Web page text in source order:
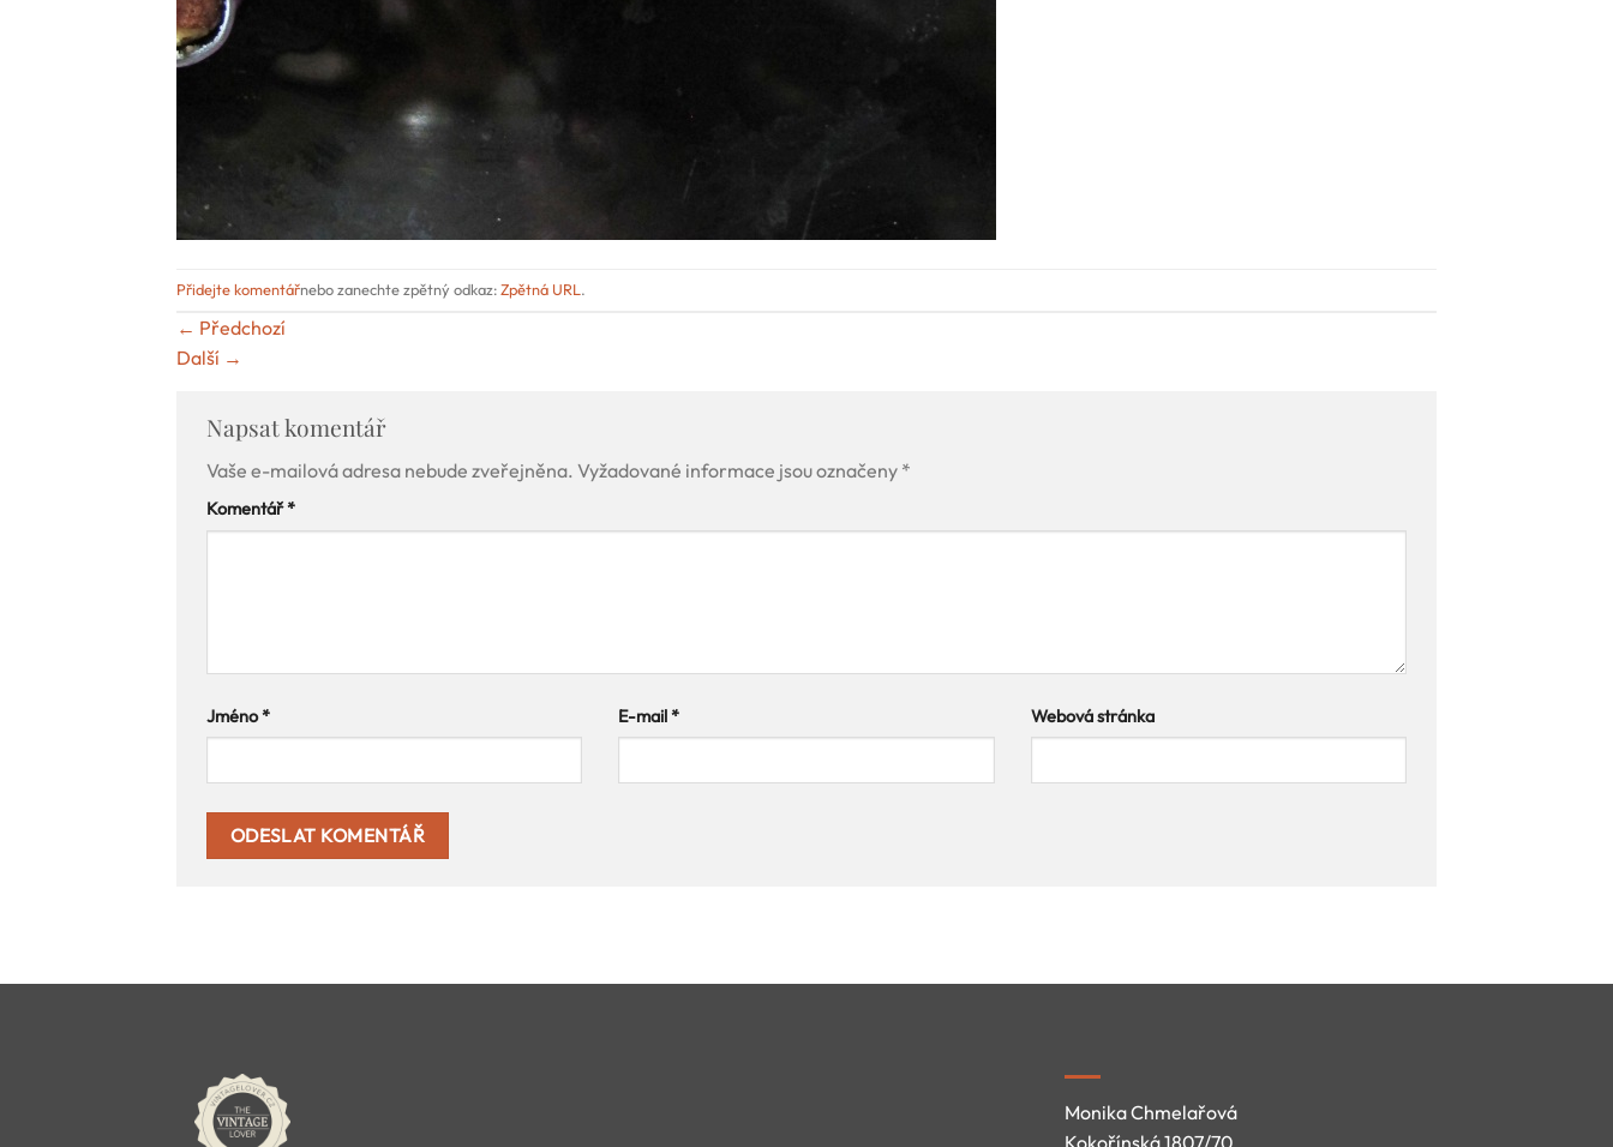
Přidejte komentářnebo zanechte zpětný odkaz:Zpětná URL .
← Předchozí
Další →
Napsat komentář
Vaše e-mailová adresa nebude zveřejněna. Vyžadované informace jsou označeny *
Komentář*
Jméno* E-mail* Webová stránka
Monika Chmelařová
Kokořínská 1807/70